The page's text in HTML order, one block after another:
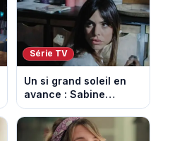
Montbrison et
Tournon-sur-Rhône
Série TV
Un si grand soleil en
avance : Sabine
menacée par Céleste.
Episode du 7 août
2026 (spoiler).